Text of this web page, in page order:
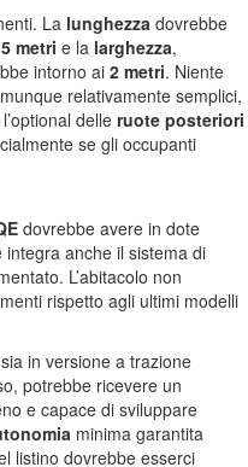
La lunghezza dovrebbe
5 metri e la larghezza,
intorno ai 2 metri. Niente
relativamente semplici,
delle ruote posteriori
se gli occupanti
dovrebbe avere in dote
integra anche il sistema di
L’abitacolo non
rispetto agli ultimi modelli
in versione a trazione
potrebbe ricevere un
e capace di sviluppare
minima garantita
listino dovrebbe esserci